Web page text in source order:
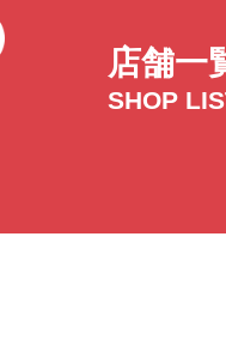
店舗一
SHOP